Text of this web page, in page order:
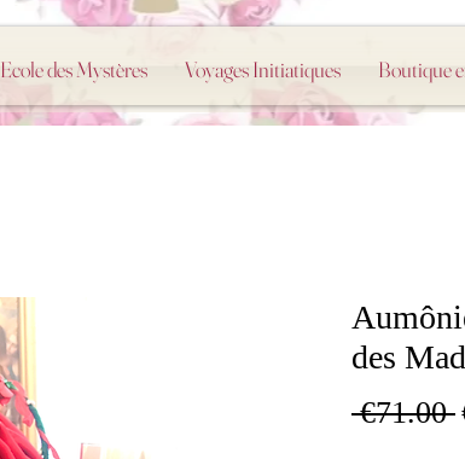
Ecole des Mystères Voyages Initiatiques Boutique
des
€71.00